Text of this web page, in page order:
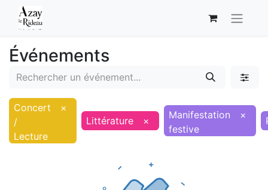
Événements
Concert
/
Lecture
×
Littérature
×
Manifestation
festive
×